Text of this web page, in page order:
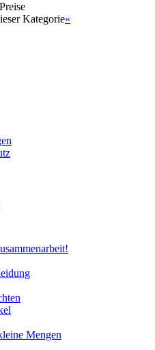
Kategorie«
Mengen